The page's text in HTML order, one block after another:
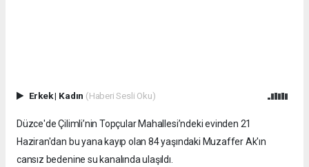
Erkek| Kadın (Haberi Sesli Oku)
Düzce'de Çilimli’nin Topçular Mahallesi’ndeki evinden 21
Haziran'dan bu yana kayıp olan 84 yaşındaki Muzaffer Ak'ın
cansız bedenine su kanalında ulaşıldı.